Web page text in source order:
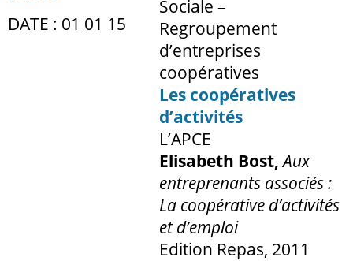
DATE : 01 01 15
Sociale –
Regroupement
d’entreprises
coopératives
Les coopératives
d’activités
L’APCE
Elisabeth Bost,Aux
entreprenants associés :
La coopérative d’activités
et d’emploi
Edition Repas, 2011